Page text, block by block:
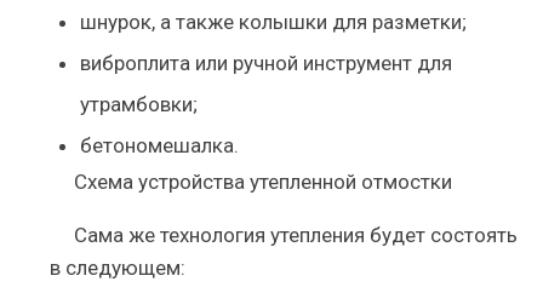
шнурок, а также колышки для разметки;
виброплита или ручной инструмент для
утрамбовки;
бетономешалка.
Схема устройства утепленной отмостки
Сама же технология утепления будет состоять
в следующем: